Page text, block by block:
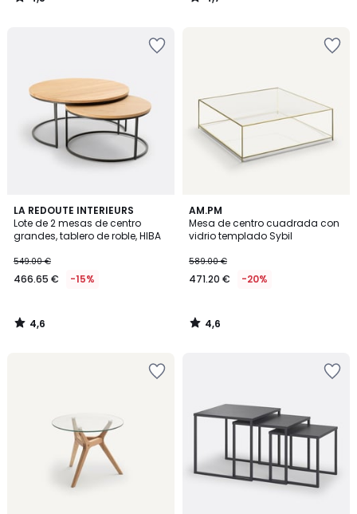
/
/
LA REDOUTE INTERIEURS
Lote de 2 mesas de centro
grandes, tablero de roble, HIBA
549.00 €
466.65 € -15%
4,6
/ 5
4,6
/
AM.PM
Mesa de centro cuadrada con
vidrio templado Sybil
589.00 €
471.20 € -20%
4,6
/ 5
4,6
/